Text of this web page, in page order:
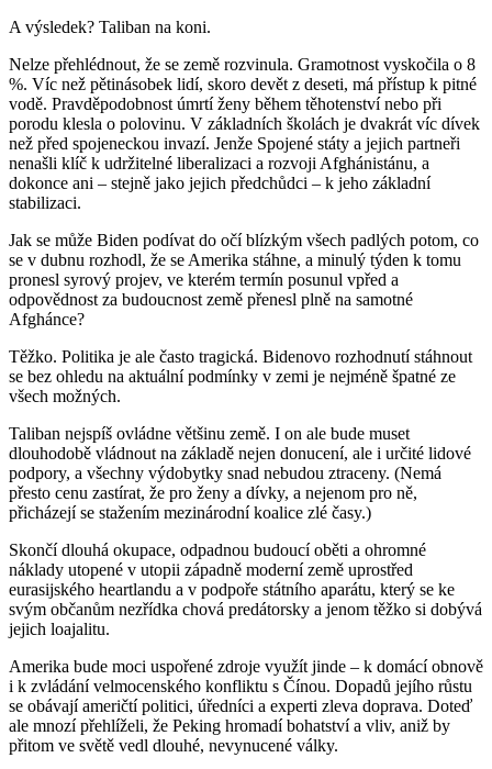
A výsledek? Taliban na koni.
Nelze přehlédnout, že se země rozvinula. Gramotnost vyskočila o 8
%. Víc než pětinásobek lidí, skoro devět z deseti, má přístup k pitné
vodě. Pravděpodobnost úmrtí ženy během těhotenství nebo při
porodu klesla o polovinu. V základních školách je dvakrát víc dívek
než před spojeneckou invazí. Jenže Spojené státy a jejich partneři
nenašli klíč k udržitelné liberalizaci a rozvoji Afghánistánu, a
dokonce ani – stejně jako jejich předchůdci – k jeho základní
stabilizaci.
Jak se může Biden podívat do očí blízkým všech padlých potom, co
se v dubnu rozhodl, že se Amerika stáhne, a minulý týden k tomu
pronesl syrový projev, ve kterém termín posunul vpřed a
odpovědnost za budoucnost země přenesl plně na samotné
Afghánce?
Těžko. Politika je ale často tragická. Bidenovo rozhodnutí stáhnout
se bez ohledu na aktuální podmínky v zemi je nejméně špatné ze
všech možných.
Taliban nejspíš ovládne většinu země. I on ale bude muset
dlouhodobě vládnout na základě nejen donucení, ale i určité lidové
podpory, a všechny výdobytky snad nebudou ztraceny. (Nemá
přesto cenu zastírat, že pro ženy a dívky, a nejenom pro ně,
přicházejí se stažením mezinárodní koalice zlé časy.)
Skončí dlouhá okupace, odpadnou budoucí oběti a ohromné
náklady utopené v utopii západně moderní země uprostřed
eurasijského heartlandu a v podpoře státního aparátu, který se ke
svým občanům nezřídka chová predátorsky a jenom těžko si dobývá
jejich loajalitu.
Amerika bude moci uspořené zdroje využít jinde – k domácí obnově
i k zvládání velmocenského konfliktu s Čínou. Dopadů jejího růstu
se obávají američtí politici, úředníci a experti zleva doprava. Doteď
ale mnozí přehlíželi, že Peking hromadí bohatství a vliv, aniž by
přitom ve světě vedl dlouhé, nevynucené války.